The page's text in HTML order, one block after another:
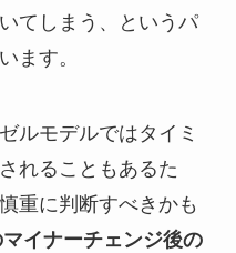
てしまう、というパ
ます。
ルモデルではタイミ
れることもあるた
重に判断すべきかも
イナーチェンジ後の